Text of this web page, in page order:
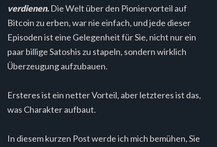
verdienen. Die Welt über den Pioniervorteil auf
Bitcoin zu erben, war nie einfach, und jede dieser
Episoden ist eine Gelegenheit für Sie, nicht nur ein
paar billige Satoshis zu stapeln, sondern wirklich
Überzeugung aufzubauen.
Ersteres ist ein netter Vorteil, aber letzteres ist das,
was Charakter aufbaut.
In diesem kurzen Post werde ich mich bemühen, Sie